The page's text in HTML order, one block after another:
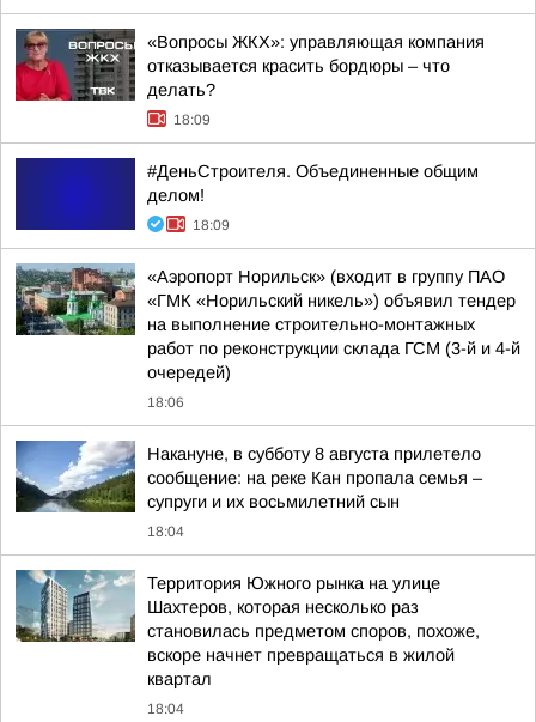
«Вопросы ЖКХ»: управляющая компания
отказывается красить бордюры – что
делать?
18:09
#ДеньСтроителя. Объединенные общим
делом!
18:09
«Аэропорт Норильск» (входит в группу ПАО
«ГМК «Норильский никель») объявил тендер
на выполнение строительно-монтажных
работ по реконструкции склада ГСМ (3-й и 4-й
очередей)
18:06
Накануне, в субботу 8 августа прилетело
сообщение: на реке Кан пропала семья –
супруги и их восьмилетний сын
18:04
Территория Южного рынка на улице
Шахтеров, которая несколько раз
становилась предметом споров, похоже,
вскоре начнет превращаться в жилой
квартал
18:04